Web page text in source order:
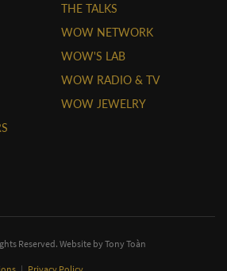
THE TALKS
WOW NETWORK
WOW'S LAB
WOW RADIO & TV
WOW JEWELRY
Reserved. Website byTony Toàn